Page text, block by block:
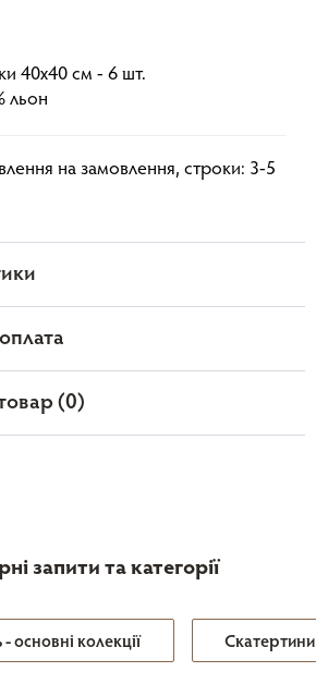
40х40 см - 6 шт.
льон
на замовлення, строки: 3-5
(0)
запити та категорії
основні колекції